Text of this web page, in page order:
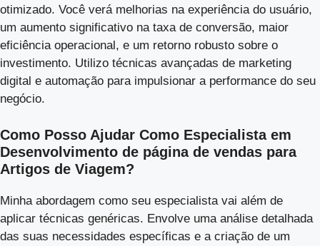
otimizado. Você verá melhorias na experiência do usuário,
um aumento significativo na taxa de conversão, maior
eficiência operacional, e um retorno robusto sobre o
investimento. Utilizo técnicas avançadas de marketing
digital e automação para impulsionar a performance do seu
negócio.
Como Posso Ajudar Como Especialista em
Desenvolvimento de página de vendas para
Artigos de Viagem?
Minha abordagem como seu especialista vai além de
aplicar técnicas genéricas. Envolve uma análise detalhada
das suas necessidades específicas e a criação de um